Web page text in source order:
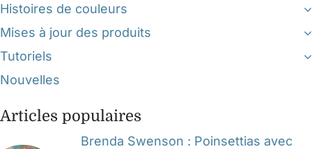
Histoires de couleurs
Mises à jour des produits
Tutoriels
Nouvelles
Articles populaires
Brenda Swenson : Poinsettias avec